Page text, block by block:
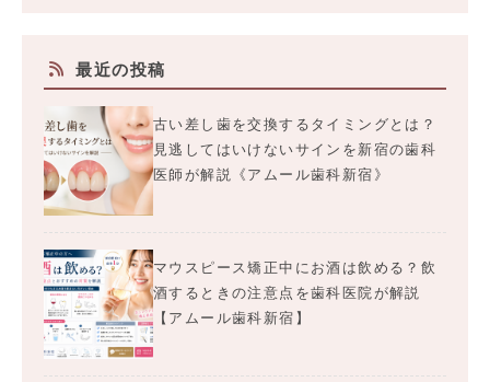
最近の投稿
古い差し歯を交換するタイミングとは？
見逃してはいけないサインを新宿の歯科
医師が解説《アムール歯科新宿》
マウスピース矯正中にお酒は飲める？飲
酒するときの注意点を歯科医院が解説
【アムール歯科新宿】